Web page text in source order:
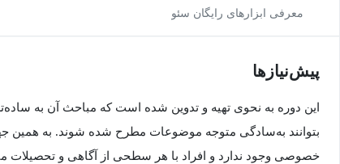
معرفی ابزارهای رایگان سئو
پیش‌نیاز‌ها
این دوره به نحوی تهیه و تدوین شده است که مباحث آن به
بتوانند به‌سادگی متوجه موضوعات مطرح شده شوند. به همین
خصوصی وجود ندارد و افراد با هر سطحی از آگاهی و تحصیلات